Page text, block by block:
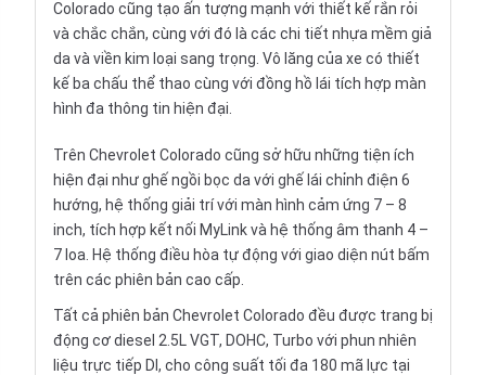
Colorado cũng tạo ấn tượng mạnh với thiết kế rắn rỏi
và chắc chắn, cùng với đó là các chi tiết nhựa mềm giả
da và viền kim loại sang trọng. Vô lăng của xe có thiết
kế ba chấu thể thao cùng với đồng hồ lái tích hợp màn
hình đa thông tin hiện đại.
Trên Chevrolet Colorado cũng sở hữu những tiện ích
hiện đại như ghế ngồi bọc da với ghế lái chỉnh điện 6
hướng, hệ thống giải trí với màn hình cảm ứng 7 – 8
inch, tích hợp kết nối MyLink và hệ thống âm thanh 4 –
7 loa. Hệ thống điều hòa tự động với giao diện nút bấm
trên các phiên bản cao cấp.
Tất cả phiên bản Chevrolet Colorado đều được trang bị
động cơ diesel 2.5L VGT, DOHC, Turbo với phun nhiên
liệu trực tiếp DI, cho công suất tối đa 180 mã lực tại